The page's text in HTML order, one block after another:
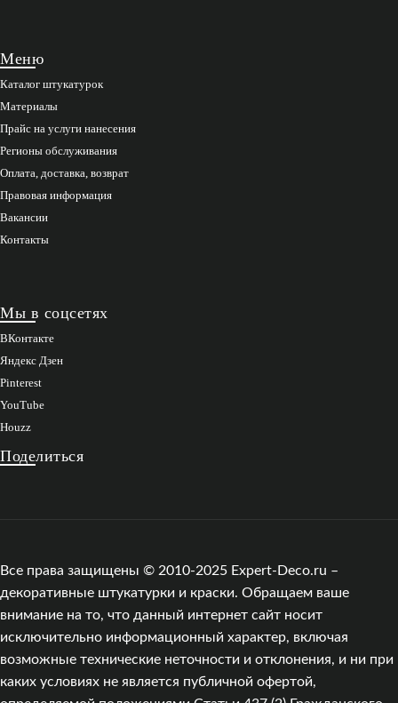
Меню
Каталог штукатурок
Материалы
Прайс на услуги нанесения
Регионы обслуживания
Оплата, доставка, возврат
Правовая информация
Вакансии
Контакты
Мы в соцсетях
ВКонтакте
Яндекс Дзен
Pinterest
YouTube
Houzz
Поделиться
Все права защищены © 2010-2025 Expert-Deco.ru –
декоративные штукатурки и краски. Обращаем ваше
внимание на то, что данный интернет сайт носит
исключительно информационный характер, включая
возможные технические неточности и отклонения, и ни при
каких условиях не является публичной офертой,